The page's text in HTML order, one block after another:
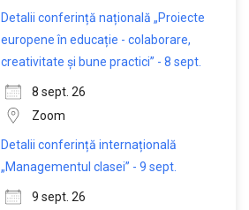
Detalii conferință națională „Proiecte
europene în educație - colaborare,
creativitate și bune practici” - 8 sept.
8 sept. 26
Zoom
Detalii conferință internațională
„Managementul clasei” - 9 sept.
9 sept. 26